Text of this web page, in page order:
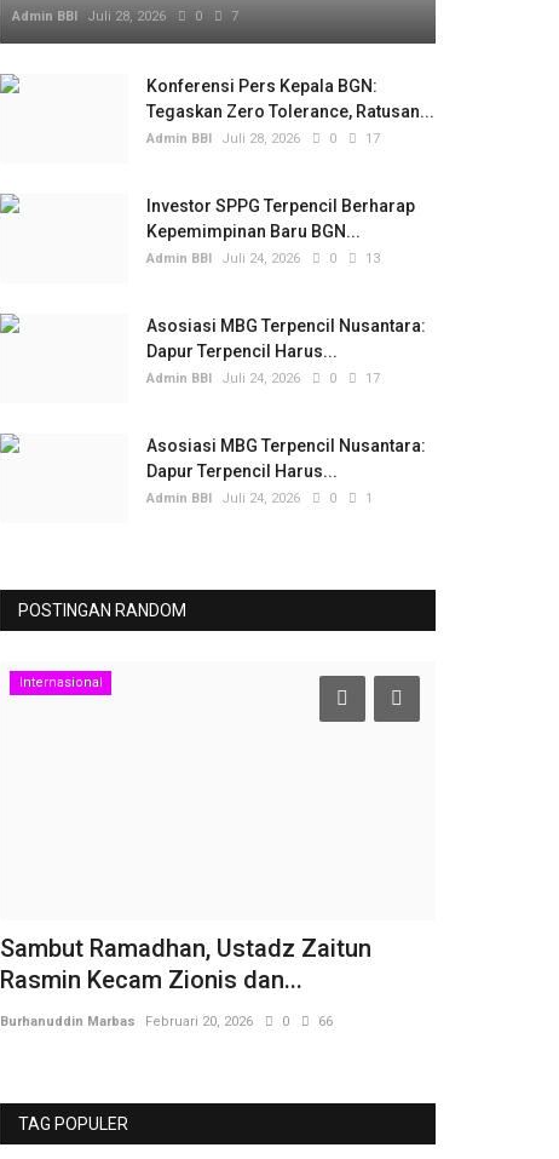
Admin BBI Juli 28, 2026 0 7
Konferensi Pers Kepala BGN:
Tegaskan Zero Tolerance, Ratusan...
Admin BBI Juli 28, 2026 0 17
Investor SPPG Terpencil Berharap
Kepemimpinan Baru BGN...
Admin BBI Juli 24, 2026 0 13
Asosiasi MBG Terpencil Nusantara:
Dapur Terpencil Harus...
Admin BBI Juli 24, 2026 0 17
Asosiasi MBG Terpencil Nusantara:
Dapur Terpencil Harus...
Admin BBI Juli 24, 2026 0 1
POSTINGAN RANDOM
Internasional
Sambut Ramadhan, Ustadz Zaitun
Rasmin Kecam Zionis dan...
Burhanuddin Marbas Februari 20, 2026 0 66
TAG POPULER